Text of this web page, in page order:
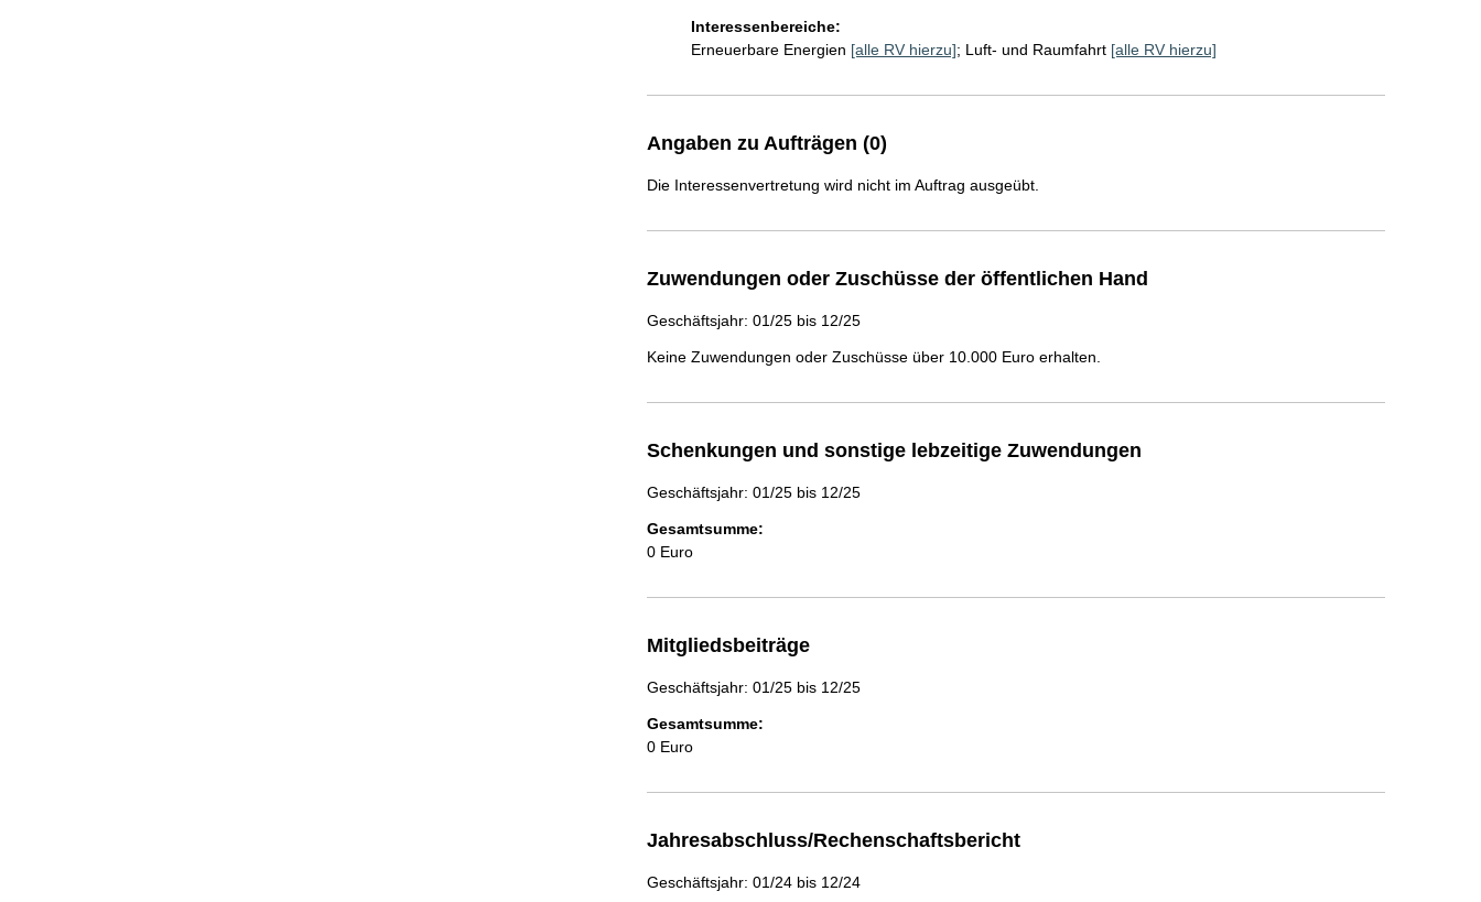
Interessenbereiche:
Erneuerbare Energien [alle RV hierzu]; Luft- und Raumfahrt [alle RV hierzu]
Angaben zu Aufträgen (0)
Die Interessenvertretung wird nicht im Auftrag ausgeübt.
Zuwendungen oder Zuschüsse der öffentlichen Hand
Geschäftsjahr: 01/25 bis 12/25
Keine Zuwendungen oder Zuschüsse über 10.000 Euro erhalten.
Schenkungen und sonstige lebzeitige Zuwendungen
Geschäftsjahr: 01/25 bis 12/25
Gesamtsumme:
0 Euro
Mitgliedsbeiträge
Geschäftsjahr: 01/25 bis 12/25
Gesamtsumme:
0 Euro
Jahresabschluss/Rechenschaftsbericht
Geschäftsjahr: 01/24 bis 12/24